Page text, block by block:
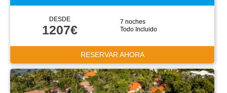
DESDE
1207€
7 noches
Todo Incluido
RESERVAR AHORA